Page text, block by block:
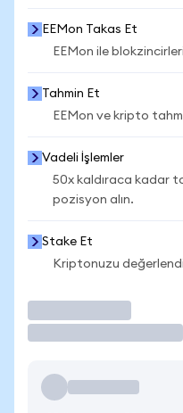
EEMon Takas Et
EEMon ile
Tahmin Et
EEMon ve kripto
Vadeli İşlemler
50x kaldıraca kadar
pozisyon alın.
Stake Et
Kriptonuzu